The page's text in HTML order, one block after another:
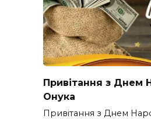
Привітання з Днем
Онука
Привітання з Днем